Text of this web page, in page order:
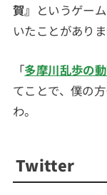
賀』 というゲー
いたことがあり
「多摩川乱歩の
てことで、僕の
わ。
Twitter